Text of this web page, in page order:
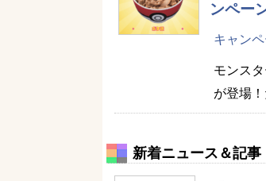
ンペー
キャン
モンス
が登場
新着ニュース＆記事